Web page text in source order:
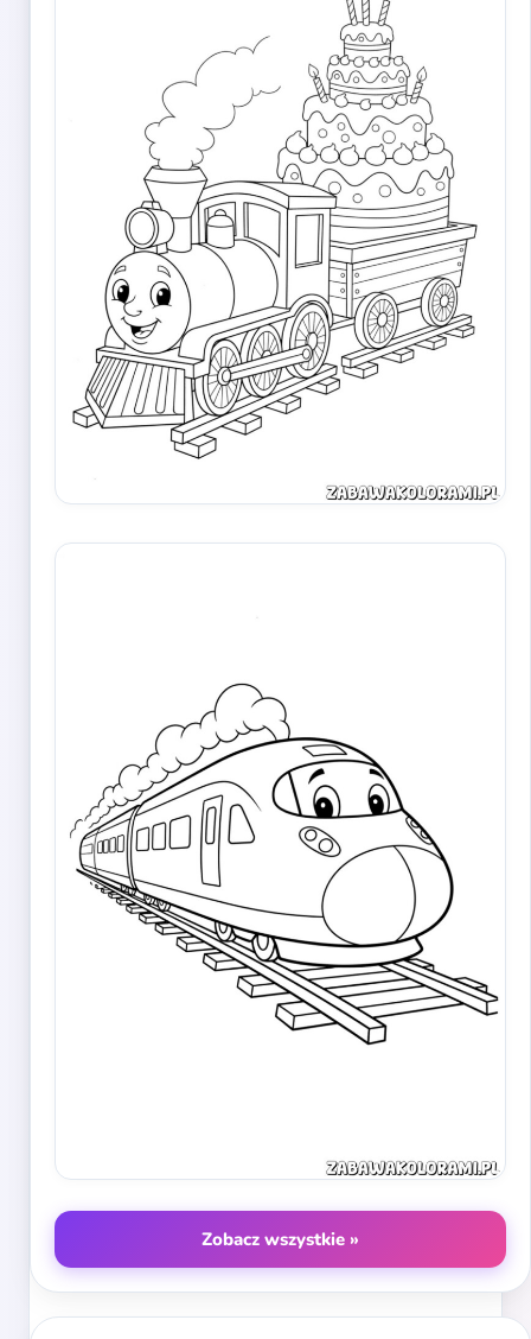
Zobacz wszystkie »